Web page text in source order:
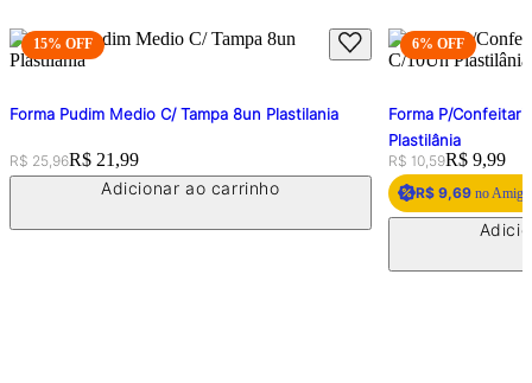
15% OFF
Forma Pudim Medio C/ Tampa 8un Plastilania
Original price:
R$ 25,96Price:
R$ 21,99
Adicionar ao carrinho
6% OFF
Forma P/
Plastilânia
Original price:
R$ 10,59Price:
R$ 9,99
R$ 9,69no Amigo